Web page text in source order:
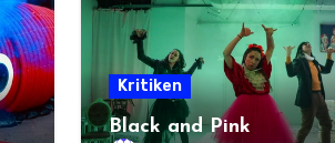
Kritiken
Black and Pink